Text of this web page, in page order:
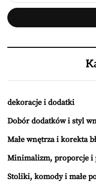
dekoracje i dodatki
Dobór dodatków i styl
Małe wnętrza i korekta
Minimalizm, proporcje i
Stoliki, komody i małe